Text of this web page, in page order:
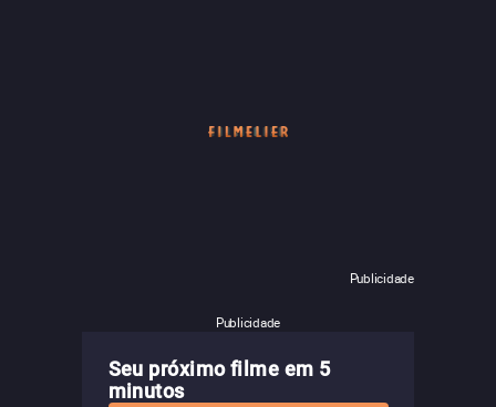
Publicidade
Publicidade
Seu próximo filme em 5
minutos